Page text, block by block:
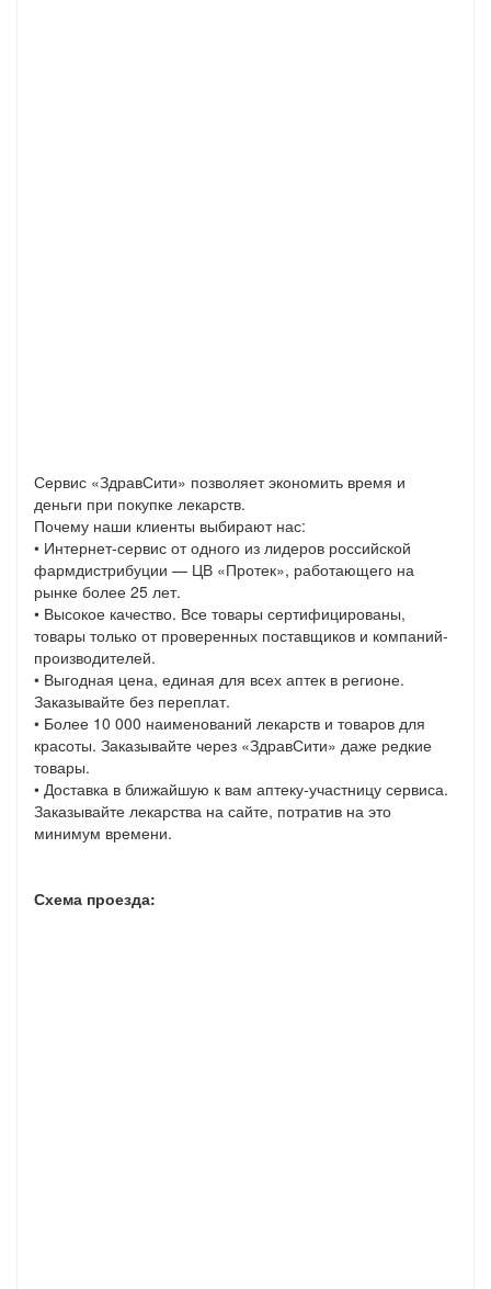
Сервис «ЗдравСити» позволяет экономить время и
деньги при покупке лекарств.
Почему наши клиенты выбирают нас:
• Интернет-сервис от одного из лидеров российской
фармдистрибуции — ЦВ «Протек», работающего на
рынке более 25 лет.
• Высокое качество. Все товары сертифицированы,
товары только от проверенных поставщиков и компаний-
производителей.
• Выгодная цена, единая для всех аптек в регионе.
Заказывайте без переплат.
• Более 10 000 наименований лекарств и товаров для
красоты. Заказывайте через «ЗдравСити» даже редкие
товары.
• Доставка в ближайшую к вам аптеку-участницу сервиса.
Заказывайте лекарства на сайте, потратив на это
минимум времени.
Схема проезда: